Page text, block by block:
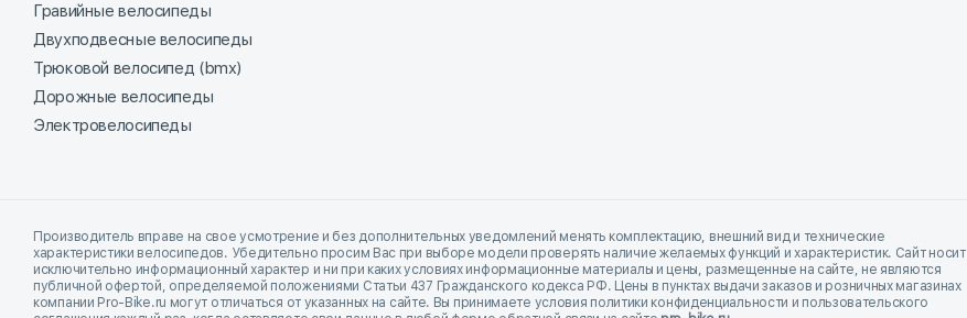
Гравийные велосипеды
Двухподвесные велосипеды
Трюковой велосипед (bmx)
Дорожные велосипеды
Электровелосипеды
Производитель вправе на свое усмотрение и без дополнительных уведомлений менять комплектацию, внешний вид и технические
характеристики велосипедов. Убедительно просим Вас при выборе модели проверять наличие желаемых функций и характеристик. Сайт носит
исключительно информационный характер и ни при каких условиях информационные материалы и цены, размещенные на сайте, не являются
публичной офертой, определяемой положениями Статьи 437 Гражданского кодекса РФ. Цены в пунктах выдачи заказов и розничных магазинах
компании Pro-Bike.ru могут отличаться от указанных на сайте. Вы принимаете условия политики конфиденциальности и пользовательского